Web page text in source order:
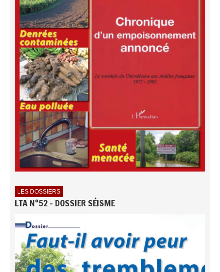
LES DOSSIERS
LTA N°52 - DOSSIER SÉISME